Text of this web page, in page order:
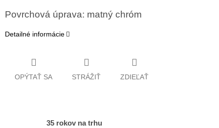
Povrchová úprava: matný chróm
Detailné informácie
OPÝTAŤ SA STRÁŽIŤ ZDIEĽAŤ
35 rokov na trhu